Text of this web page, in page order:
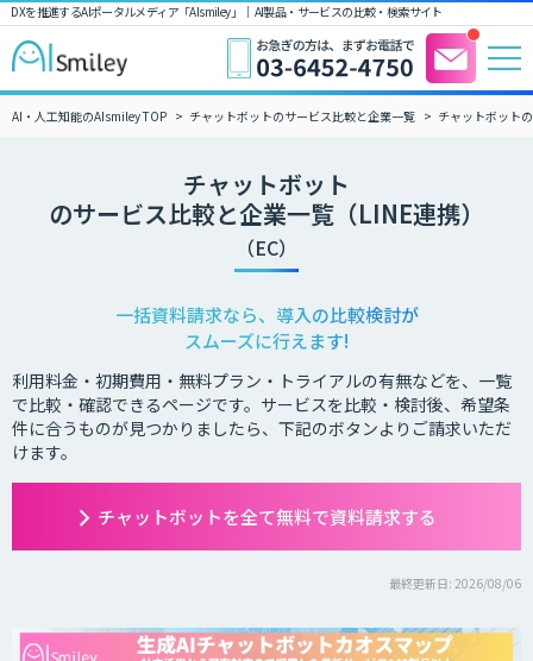
DXを推進するAIポータルメディア「AIsmiley」｜ AI製品・サービスの比較・検索サイト
AI・人工知能のAIsmiley TOP チャットボットのサービス比較と企業一覧 チャットボット
チャットボット
のサービス比較と企業一覧（LINE連携）
（EC）
一括資料請求なら、導入の比較検討が
スムーズに行えます!
利用料金・初期費用・無料プラン・トライアルの有無などを、一覧
で比較・確認できるページです。サービスを比較・検討後、希望条
件に合うものが見つかりましたら、下記のボタンよりご請求いただ
けます。
チャットボットを全て無料で資料請求する
最終更新日: 2026/08/06